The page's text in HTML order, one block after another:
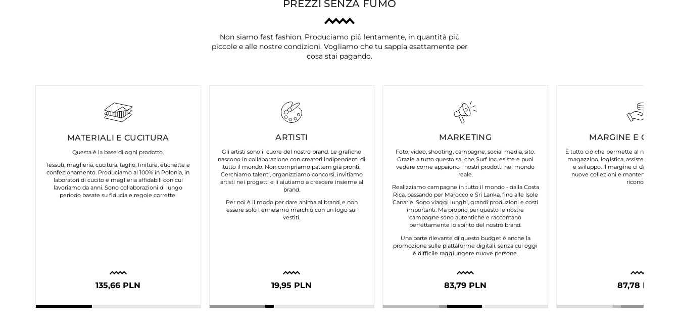
PREZZI SENZA FUMO
Non siamo fast fashion. Produciamo più lentamente, in quantità più
piccole e alle nostre condizioni. Vogliamo che tu sappia esattamente per
cosa stai pagando.
MATERIALI E CUCITURA
Questa è la base di ogni prodotto.
Tessuti, maglieria, cucitura, taglio, finiture, etichette e
confezionamento. Produciamo al 100% in Polonia, in
laboratori di cucito e maglieria affidabili con cui
lavoriamo da anni. Sono collaborazioni di lungo
periodo basate su fiducia e regole corrette.
135,66 PLN
ARTISTI
Gli artisti sono il cuore del nostro brand. Le grafiche
nascono in collaborazione con creatori indipendenti di
tutto il mondo. Non compriamo pattern già pronti.
Cerchiamo talenti, organizziamo concorsi, invitiamo
artisti nei progetti e li aiutiamo a crescere insieme al
brand.
Per noi è il modo per dare anima al brand, e non
essere solo l ennesimo marchio con un logo sui
vestiti.
19,95 PLN
MARKETING
Foto, video, shooting, campagne, social media, sito.
Grazie a tutto questo sai che Surf Inc. esiste e puoi
vedere come appaiono i nostri prodotti nel mondo
reale.
Realizziamo campagne in tutto il mondo - dalla Costa
Rica, passando per Marocco e Sri Lanka, fino alle Isole
Canarie. Sono viaggi lunghi, grandi produzioni e costi
importanti. Ma proprio per questo le nostre
campagne sono autentiche e raccontano
perfettamente lo spirito del nostro brand.
Una parte rilevante di questo budget è anche la
promozione sulle piattaforme digitali, senza cui oggi
è difficile raggiungere nuove persone.
83,79 PLN
MARGINE E COSTI
È tutto ciò che permette al nostro brand
magazzino, logistica, assistenza clienti,
e sviluppo. Il margine ci dà la
nuove collezioni e mantenere la
riconosci.
87,78 PLN